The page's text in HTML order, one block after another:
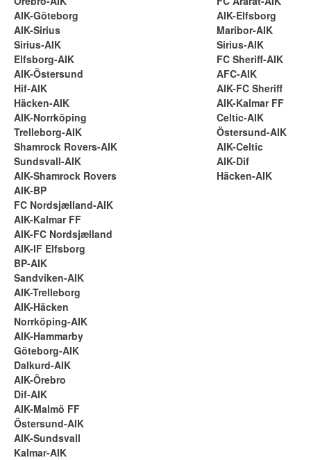
AIK-Göteborg
AIK-Sirius
Sirius-AIK
Elfsborg-AIK
AIK-Östersund
Hif-AIK
Häcken-AIK
AIK-Norrköping
Trelleborg-AIK
Shamrock Rovers-AIK
Sundsvall-AIK
AIK-Shamrock Rovers
AIK-BP
FC Nordsjælland-AIK
AIK-Kalmar FF
AIK-FC Nordsjælland
AIK-IF Elfsborg
BP-AIK
Sandviken-AIK
AIK-Trelleborg
AIK-Häcken
Norrköping-AIK
AIK-Hammarby
Göteborg-AIK
Dalkurd-AIK
AIK-Örebro
Dif-AIK
AIK-Malmö FF
Östersund-AIK
AIK-Sundsvall
Kalmar-AIK
AIK-Elfsborg
Maribor-AIK
Sirius-AIK
FC Sheriff-AIK
AFC-AIK
AIK-FC Sheriff
AIK-Kalmar FF
Celtic-AIK
Östersund-AIK
AIK-Celtic
AIK-Dif
Häcken-AIK